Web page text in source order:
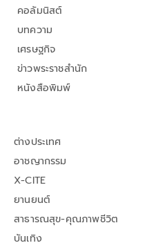
คอลัมนิสต์
บทความ
เศรษฐกิจ
ข่าวพระราชสำนัก
หนังสือพิมพ์
ต่างประเทศ
อาชญากรรม
X-CITE
ยานยนต์
สาธารณสุข-คุณภาพชีวิต
บันเทิง